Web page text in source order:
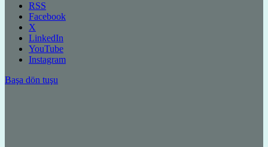
RSS
Facebook
X
LinkedIn
YouTube
Instagram
Başa dön tuşu